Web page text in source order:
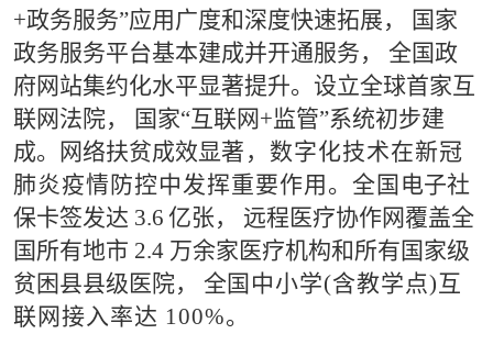
+政务服务”应用 广度和深度快速拓展，
国家
政务服务平台基本建成并开通服务，
全国政
府网站集约化水平显著提升。设立全球首家互
联网法院， 国家“互联网+监管”系统初步建
成。网络扶贫成效显著 ，数字化技术在新冠
肺炎疫情防控中发挥重要作用。全国 电子社
保卡签发达 3.6 亿张，
远程医疗协作网覆盖全
国所有地市 2.4 万余家医疗机构和所有国家级
贫困县县级医院，
全国 中小学(含教学点)互
联网接入率达 100%。